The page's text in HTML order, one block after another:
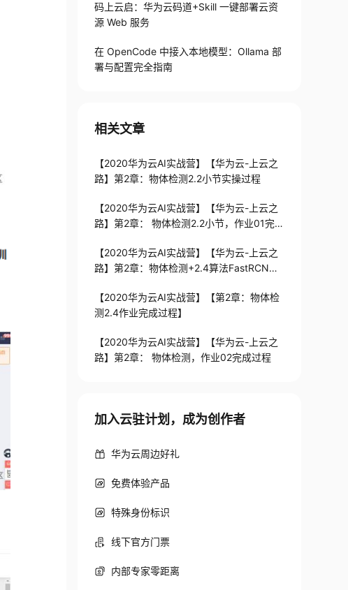
码上云启：华为云码道+Skill 一键部署云资
源 Web 服务
在 OpenCode 中接入本地模型：Ollama 部
署与配置完全指南
相关文章
【2020华为云AI实战营】【华为云-上云之
路】第2章：物体检测2.2小节实操过程
【2020华为云AI实战营】【华为云-上云之
路】第2章： 物体检测2.2小节，作业01完成
【2020华为云AI实战营】【华为云-上云之
路】第2章：物体检测+2.4算法FastRCNN
【2020华为云AI实战营】【第2章：物体检
测2.4作业完成过程】
【2020华为云AI实战营】【华为云-上云之
路】第2章： 物体检测，作业02完成过程
加入云驻计划，成为创作者
华为云周边好礼
免费体验产品
特殊身份标识
线下官方门票
内部专家零距离